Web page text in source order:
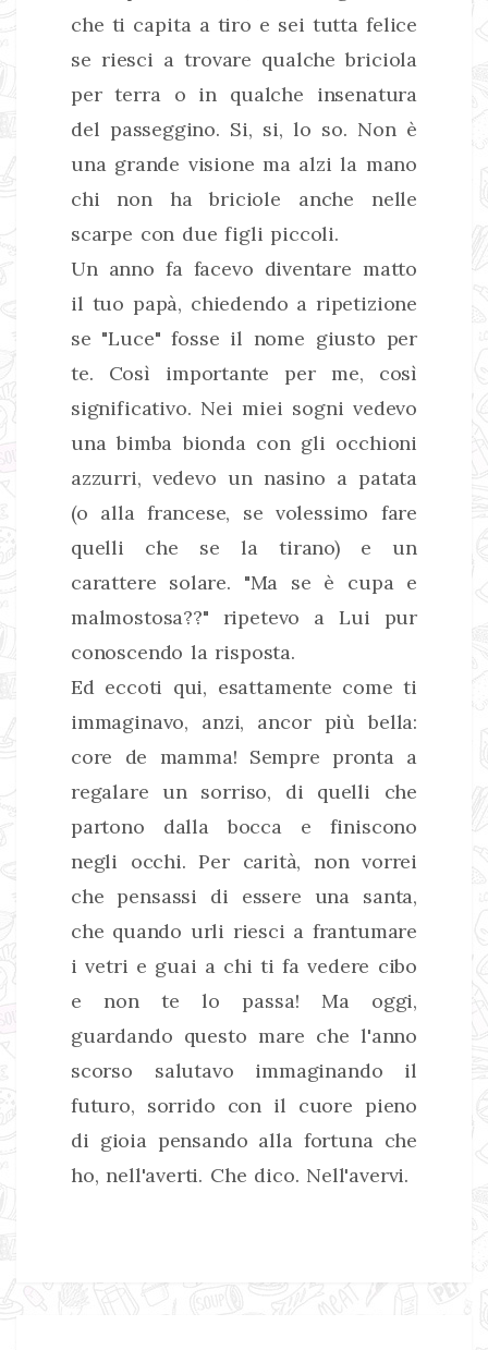
che ti capita a tiro e sei tutta felice
se riesci a trovare qualche briciola
per terra o in qualche insenatura
del passeggino. Si, si, lo so. Non è
una grande visione ma alzi la mano
chi non ha briciole anche nelle
scarpe con due figli piccoli.
Un anno fa facevo diventare matto
il tuo papà, chiedendo a ripetizione
se "Luce" fosse il nome giusto per
te. Così importante per me, così
significativo. Nei miei sogni vedevo
una bimba bionda con gli occhioni
azzurri, vedevo un nasino a patata
(o alla francese, se volessimo fare
quelli che se la tirano) e un
carattere solare. "Ma se è cupa e
malmostosa??" ripetevo a Lui pur
conoscendo la risposta.
Ed eccoti qui, esattamente come ti
immaginavo, anzi, ancor più bella:
core de mamma! Sempre pronta a
regalare un sorriso, di quelli che
partono dalla bocca e finiscono
negli occhi. Per carità, non vorrei
che pensassi di essere una santa,
che quando urli riesci a frantumare
i vetri e guai a chi ti fa vedere cibo
e non te lo passa! Ma oggi,
guardando questo mare che l'anno
scorso salutavo immaginando il
futuro, sorrido con il cuore pieno
di gioia pensando alla fortuna che
ho, nell'averti. Che dico. Nell'avervi.